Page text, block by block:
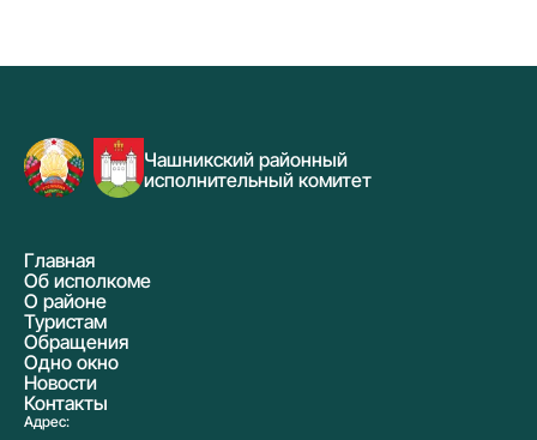
Чашникский районный
исполнительный комитет
Главная
Об исполкоме
О районе
Туристам
Обращения
Одно окно
Новости
Контакты
Адрес: